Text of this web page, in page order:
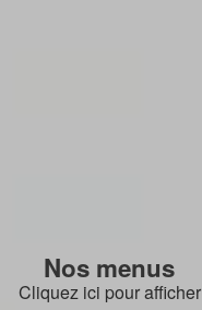
Nos menus
Cliquez ici pour afficher